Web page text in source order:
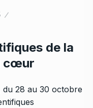
de la
cœur
du 28 au 30 octobre